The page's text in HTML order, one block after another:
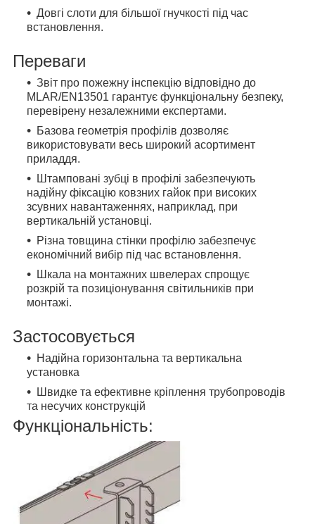
Довгі слоти для більшої гнучкості під час
встановлення.
Переваги
Звіт про пожежну інспекцію відповідно до
MLAR/EN13501 гарантує функціональну безпеку,
перевірену незалежними експертами.
Базова геометрія профілів дозволяє
використовувати весь широкий асортимент
приладдя.
Штамповані зубці в профілі забезпечують
надійну фіксацію ковзних гайок при високих
зсувних навантаженнях, наприклад, при
вертикальній установці.
Різна товщина стінки профілю забезпечує
економічний вибір під час встановлення.
Шкала на монтажних швелерах спрощує
розкрій та позиціонування світильників при
монтажі.
Застосовується
Надійна горизонтальна та вертикальна
установка
Швидке та ефективне кріплення трубопроводів
та несучих конструкцій
Функціональність: